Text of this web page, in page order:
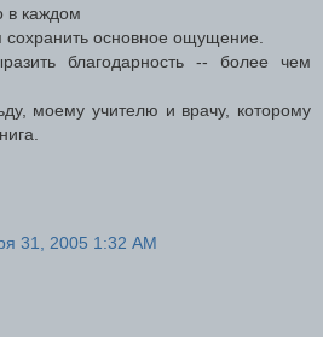
в каждом
сохранить основное ощущение.
благодарность -- более чем
моему учителю и врачу, которому
31, 2005 1:32 AM